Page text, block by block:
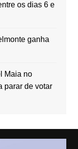
os dias 6 e
ganha
Maia no
parar de votar